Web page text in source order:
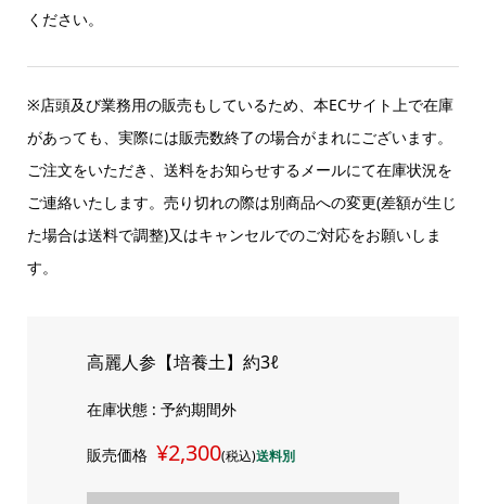
ください。
※店頭及び業務用の販売もしているため、本ECサイト上で在庫
があっても、実際には販売数終了の場合がまれにございます。
ご注文をいただき、送料をお知らせするメールにて在庫状況を
ご連絡いたします。売り切れの際は別商品への変更(差額が生じ
た場合は送料で調整)又はキャンセルでのご対応をお願いしま
す。
高麗人参【培養土】約3ℓ
在庫状態 : 予約期間外
販売価格 ¥2,300(税込)送料別